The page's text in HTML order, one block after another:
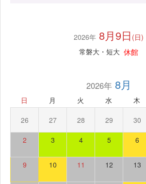
2026年 8月9日 (日)
常磐大・短大 休館
2026年8月
日 月 火 水 木
26 27 28 29 30
2 3 4 5 6
9 10 11 12 13